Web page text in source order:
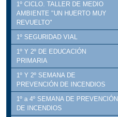
1º CICLO. TALLER DE MEDIO
AMBIENTE "UN HUERTO MUY
REVUELTO"
1º SEGURIDAD VIAL
1º Y 2º DE EDUCACIÓN
PRIMARIA
1º Y 2º SEMANA DE
PREVENCIÓN DE INCENDIOS
1º a 4º SEMANA DE PREVENCIÓN
DE INCENDIOS